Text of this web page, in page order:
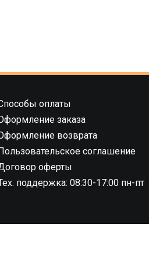
оплаты
заказа
возврата
соглашение
оферты
поддержка: 08:30-17:00 пн-пт